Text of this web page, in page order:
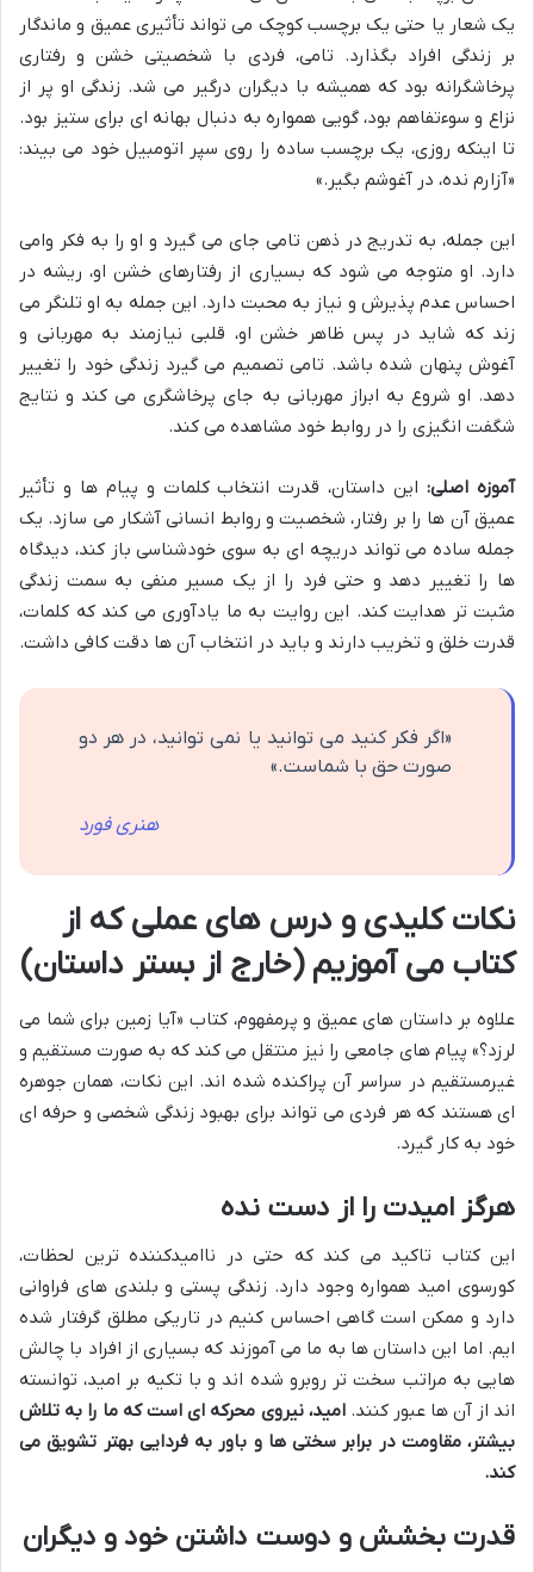
یک شعار یا حتی یک برچسب کوچک می تواند تأثیری عمیق و ماندگار
بر زندگی افراد بگذارد. تامی، فردی با شخصیتی خشن و رفتاری
پرخاشگرانه بود که همیشه با دیگران درگیر می شد. زندگی او پر از
نزاع و سوءتفاهم بود، گویی همواره به دنبال بهانه ای برای ستیز بود.
تا اینکه روزی، یک برچسب ساده را روی سپر اتومبیل خود می بیند:
«آزارم نده، در آغوشم بگیر.»
این جمله، به تدریج در ذهن تامی جای می گیرد و او را به فکر وامی
دارد. او متوجه می شود که بسیاری از رفتارهای خشن او، ریشه در
احساس عدم پذیرش و نیاز به محبت دارد. این جمله به او تلنگر می
زند که شاید در پس ظاهر خشن او، قلبی نیازمند به مهربانی و
آغوش پنهان شده باشد. تامی تصمیم می گیرد زندگی خود را تغییر
دهد. او شروع به ابراز مهربانی به جای پرخاشگری می کند و نتایج
شگفت انگیزی را در روابط خود مشاهده می کند.
آموزه اصلی:این داستان، قدرت انتخاب کلمات و پیام ها و تأثیر
عمیق آن ها را بر رفتار، شخصیت و روابط انسانی آشکار می سازد. یک
جمله ساده می تواند دریچه ای به سوی خودشناسی باز کند، دیدگاه
ها را تغییر دهد و حتی فرد را از یک مسیر منفی به سمت زندگی
مثبت تر هدایت کند. این روایت به ما یادآوری می کند که کلمات،
قدرت خلق و تخریب دارند و باید در انتخاب آن ها دقت کافی داشت.
«اگر فکر کنید می توانید یا نمی توانید، در هر دو
صورت حق با شماست.»
هنری فورد
نکات کلیدی و درس های عملی که از
کتاب می آموزیم (خارج از بستر داستان)
علاوه بر داستان های عمیق و پرمفهوم، کتاب «آیا زمین برای شما می
لرزد؟» پیام های جامعی را نیز منتقل می کند که به صورت مستقیم و
غیرمستقیم در سراسر آن پراکنده شده اند. این نکات، همان جوهره
ای هستند که هر فردی می تواند برای بهبود زندگی شخصی و حرفه ای
خود به کار گیرد.
هرگز امیدت را از دست نده
این کتاب تاکید می کند که حتی در ناامیدکننده ترین لحظات،
کورسوی امید همواره وجود دارد. زندگی پستی و بلندی های فراوانی
دارد و ممکن است گاهی احساس کنیم در تاریکی مطلق گرفتار شده
ایم. اما این داستان ها به ما می آموزند که بسیاری از افراد با چالش
هایی به مراتب سخت تر روبرو شده اند و با تکیه بر امید، توانسته
اند از آن ها عبور کنند.امید، نیروی محرکه ای است که ما را به تلاش
بیشتر، مقاومت در برابر سختی ها و باور به فردایی بهتر تشویق می
کند.
قدرت بخشش و دوست داشتن خود و دیگران